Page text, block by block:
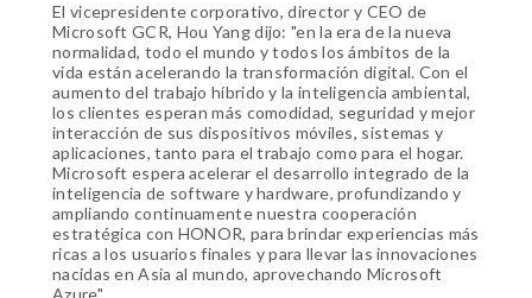
El vicepresidente corporativo, director y CEO de
Microsoft GCR, Hou Yang dijo: "en la era de la nueva
normalidad, todo el mundo y todos los ámbitos de la
vida están acelerando la transformación digital. Con el
aumento del trabajo híbrido y la inteligencia ambiental,
los clientes esperan más comodidad, seguridad y mejor
interacción de sus dispositivos móviles, sistemas y
aplicaciones, tanto para el trabajo como para el hogar.
Microsoft espera acelerar el desarrollo integrado de la
inteligencia de software y hardware, profundizando y
ampliando continuamente nuestra cooperación
estratégica con HONOR, para brindar experiencias más
ricas a los usuarios finales y para llevar las innovaciones
nacidas en Asia al mundo, aprovechando Microsoft